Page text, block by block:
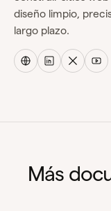
diseño limpio,
largo plazo.
Más